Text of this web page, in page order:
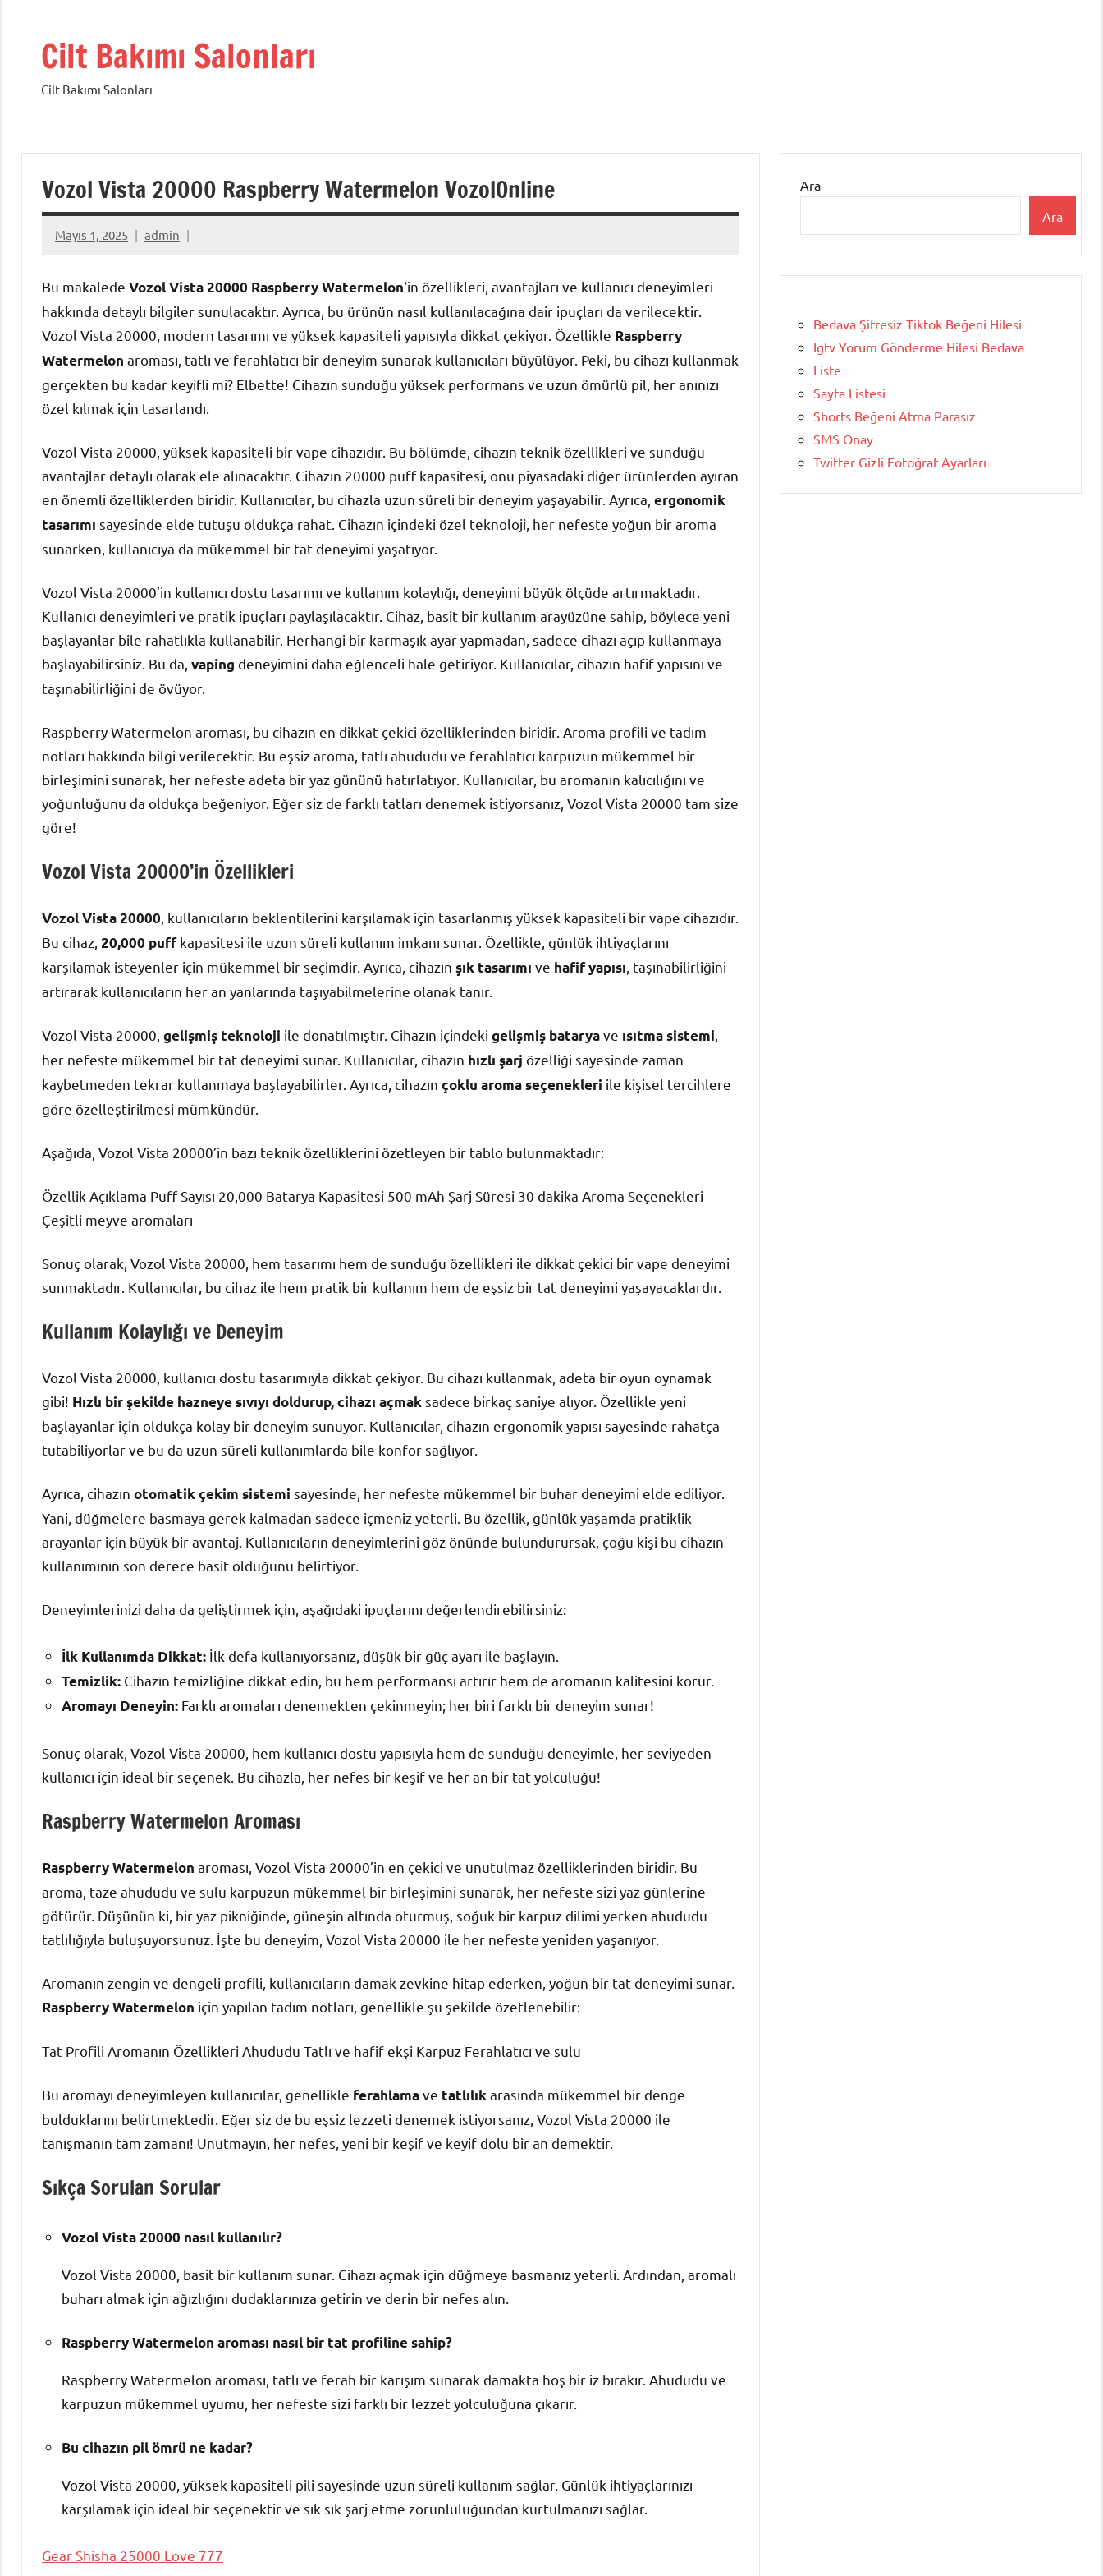
Cilt Bakımı Salonları
Cilt Bakımı Salonları
Vozol Vista 20000 Raspberry Watermelon VozolOnline
Mayıs 1, 2025 admin
Bu makalede Vozol Vista 20000 Raspberry Watermelon‘in özellikleri, avantajları ve kullanıcı deneyimleri
hakkında detaylı bilgiler sunulacaktır. Ayrıca, bu ürünün nasıl kullanılacağına dair ipuçları da verilecektir.
Vozol Vista 20000, modern tasarımı ve yüksek kapasiteli yapısıyla dikkat çekiyor. Özellikle Raspberry
Watermelon aroması, tatlı ve ferahlatıcı bir deneyim sunarak kullanıcıları büyülüyor. Peki, bu cihazı kullanmak
gerçekten bu kadar keyifli mi? Elbette! Cihazın sunduğu yüksek performans ve uzun ömürlü pil, her anınızı
özel kılmak için tasarlandı.
Vozol Vista 20000, yüksek kapasiteli bir vape cihazıdır. Bu bölümde, cihazın teknik özellikleri ve sunduğu
avantajlar detaylı olarak ele alınacaktır. Cihazın 20000 puff kapasitesi, onu piyasadaki diğer ürünlerden ayıran
en önemli özelliklerden biridir. Kullanıcılar, bu cihazla uzun süreli bir deneyim yaşayabilir. Ayrıca, ergonomik
tasarımı sayesinde elde tutuşu oldukça rahat. Cihazın içindeki özel teknoloji, her nefeste yoğun bir aroma
sunarken, kullanıcıya da mükemmel bir tat deneyimi yaşatıyor.
Vozol Vista 20000’in kullanıcı dostu tasarımı ve kullanım kolaylığı, deneyimi büyük ölçüde artırmaktadır.
Kullanıcı deneyimleri ve pratik ipuçları paylaşılacaktır. Cihaz, basit bir kullanım arayüzüne sahip, böylece yeni
başlayanlar bile rahatlıkla kullanabilir. Herhangi bir karmaşık ayar yapmadan, sadece cihazı açıp kullanmaya
başlayabilirsiniz. Bu da, vaping deneyimini daha eğlenceli hale getiriyor. Kullanıcılar, cihazın hafif yapısını ve
taşınabilirliğini de övüyor.
Raspberry Watermelon aroması, bu cihazın en dikkat çekici özelliklerinden biridir. Aroma profili ve tadım
notları hakkında bilgi verilecektir. Bu eşsiz aroma, tatlı ahududu ve ferahlatıcı karpuzun mükemmel bir
birleşimini sunarak, her nefeste adeta bir yaz gününü hatırlatıyor. Kullanıcılar, bu aromanın kalıcılığını ve
yoğunluğunu da oldukça beğeniyor. Eğer siz de farklı tatları denemek istiyorsanız, Vozol Vista 20000 tam size
göre!
Vozol Vista 20000’in Özellikleri
Vozol Vista 20000 , kullanıcıların beklentilerini karşılamak için tasarlanmış yüksek kapasiteli bir vape cihazıdır.
Bu cihaz, 20,000 puffkapasitesi ile uzun süreli kullanım imkanı sunar. Özellikle, günlük ihtiyaçlarını
karşılamak isteyenler için mükemmel bir seçimdir. Ayrıca, cihazın şık tasarımı ve hafif yapısı , taşınabilirliğini
artırarak kullanıcıların her an yanlarında taşıyabilmelerine olanak tanır.
Vozol Vista 20000, gelişmiş teknoloji ile donatılmıştır. Cihazın içindeki gelişmiş bataryave ısıtma sistemi
her nefeste mükemmel bir tat deneyimi sunar. Kullanıcılar, cihazın hızlı şarj özelliği sayesinde zaman
kaybetmeden tekrar kullanmaya başlayabilirler. Ayrıca, cihazın çoklu aroma seçenekleri ile kişisel tercihlere
göre özelleştirilmesi mümkündür.
Aşağıda, Vozol Vista 20000’in bazı teknik özelliklerini özetleyen bir tablo bulunmaktadır:
Özellik Açıklama Puff Sayısı 20,000 Batarya Kapasitesi 500 mAh Şarj Süresi 30 dakika Aroma Seçenekleri
Çeşitli meyve aromaları
Sonuç olarak, Vozol Vista 20000, hem tasarımı hem de sunduğu özellikleri ile dikkat çekici bir vape deneyimi
sunmaktadır. Kullanıcılar, bu cihaz ile hem pratik bir kullanım hem de eşsiz bir tat deneyimi yaşayacaklardır.
Kullanım Kolaylığı ve Deneyim
Vozol Vista 20000, kullanıcı dostu tasarımıyla dikkat çekiyor. Bu cihazı kullanmak, adeta bir oyun oynamak
gibi! Hızlı bir şekilde hazneye sıvıyı doldurup, cihazı açmaksadece birkaç saniye alıyor. Özellikle yeni
başlayanlar için oldukça kolay bir deneyim sunuyor. Kullanıcılar, cihazın ergonomik yapısı sayesinde rahatça
tutabiliyorlar ve bu da uzun süreli kullanımlarda bile konfor sağlıyor.
Ayrıca, cihazın otomatik çekim sistemi sayesinde, her nefeste mükemmel bir buhar deneyimi elde ediliyor.
Yani, düğmelere basmaya gerek kalmadan sadece içmeniz yeterli. Bu özellik, günlük yaşamda pratiklik
arayanlar için büyük bir avantaj. Kullanıcıların deneyimlerini göz önünde bulundurursak, çoğu kişi bu cihazın
kullanımının son derece basit olduğunu belirtiyor.
Deneyimlerinizi daha da geliştirmek için, aşağıdaki ipuçlarını değerlendirebilirsiniz:
İlk Kullanımda Dikkat: İlk defa kullanıyorsanız, düşük bir güç ayarı ile başlayın.
Temizlik: Cihazın temizliğine dikkat edin, bu hem performansı artırır hem de aromanın kalitesini korur.
Aromayı Deneyin: Farklı aromaları denemekten çekinmeyin; her biri farklı bir deneyim sunar!
Sonuç olarak, Vozol Vista 20000, hem kullanıcı dostu yapısıyla hem de sunduğu deneyimle, her seviyeden
kullanıcı için ideal bir seçenek. Bu cihazla, her nefes bir keşif ve her an bir tat yolculuğu!
Raspberry Watermelon Aroması
Raspberry Watermelon aroması, Vozol Vista 20000’in en çekici ve unutulmaz özelliklerinden biridir. Bu
aroma, taze ahududu ve sulu karpuzun mükemmel bir birleşimini sunarak, her nefeste sizi yaz günlerine
götürür. Düşünün ki, bir yaz pikniğinde, güneşin altında oturmuş, soğuk bir karpuz dilimi yerken ahududu
tatlılığıyla buluşuyorsunuz. İşte bu deneyim, Vozol Vista 20000 ile her nefeste yeniden yaşanıyor.
Aromanın zengin ve dengeli profili, kullanıcıların damak zevkine hitap ederken, yoğun bir tat deneyimi sunar.
Raspberry Watermelon için yapılan tadım notları, genellikle şu şekilde özetlenebilir:
Tat Profili Aromanın Özellikleri Ahududu Tatlı ve hafif ekşi Karpuz Ferahlatıcı ve sulu
Bu aromayı deneyimleyen kullanıcılar, genellikle ferahlamave tatlılıkarasında mükemmel bir denge
bulduklarını belirtmektedir. Eğer siz de bu eşsiz lezzeti denemek istiyorsanız, Vozol Vista 20000 ile
tanışmanın tam zamanı! Unutmayın, her nefes, yeni bir keşif ve keyif dolu bir an demektir.
Sıkça Sorulan Sorular
Vozol Vista 20000 nasıl kullanılır?
Vozol Vista 20000, basit bir kullanım sunar. Cihazı açmak için düğmeye basmanız yeterli. Ardından, aromalı
buharı almak için ağızlığını dudaklarınıza getirin ve derin bir nefes alın.
Raspberry Watermelon aroması nasıl bir tat profiline sahip?
Raspberry Watermelon aroması, tatlı ve ferah bir karışım sunarak damakta hoş bir iz bırakır. Ahududu ve
karpuzun mükemmel uyumu, her nefeste sizi farklı bir lezzet yolculuğuna çıkarır.
Bu cihazın pil ömrü ne kadar?
Vozol Vista 20000, yüksek kapasiteli pili sayesinde uzun süreli kullanım sağlar. Günlük ihtiyaçlarınızı
karşılamak için ideal bir seçenektir ve sık sık şarj etme zorunluluğundan kurtulmanızı sağlar.
Gear Shisha 25000 Love 777
Ara
Ara
Bedava Şifresiz Tiktok Beğeni Hilesi
Igtv Yorum Gönderme Hilesi Bedava
Liste
Sayfa Listesi
Shorts Beğeni Atma Parasız
SMS Onay
Twitter Gizli Fotoğraf Ayarları